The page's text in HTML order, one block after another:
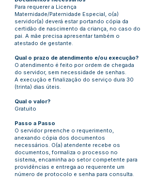
Para requerer a Licença
Maternidade/Paternidade Especial, o(a)
servidor(a) deverá estar portando cópia da
certidão de nascimento da criança, no caso do
pai. A mãe precisa apresentar também o
atestado de gestante.
Qual o prazo de atendimento e/ou execução?
O atendimento é feito por ordem de chegada
do servidor, sem necessidade de senhas.
A execução e finalização do serviço dura 30
(trinta) dias úteis.
Qual o valor?
Gratuito
Passo a Passo
O servidor preenche o requerimento,
anexando cópia dos documentos
necessários. O(a) atendente recebe os
documentos, formaliza o processo no
sistema, encaminha ao setor competente para
providências e entrega ao requerente um
número de protocolo e senha para consulta.